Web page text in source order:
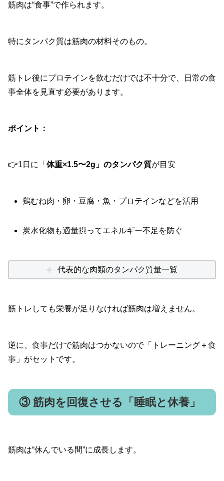
筋肉は“食事”で作られます。
特にタンパク質は筋肉の材料そのもの。
筋トレ後にプロテインを飲むだけでは不十分で、日常の食
事全体を見直す必要があります。
ポイント：
👉1日に「 体重×1.5〜2g」のタンパク質が目安
鶏むね肉・卵・豆腐・魚・プロテインなどを活用
炭水化物も適量摂ってエネルギー不足を防ぐ
代表的な肉類のタンパク質量一覧
筋トレしても栄養が足りなければ筋肉は増えません。
逆に、食事だけで筋肉はつかないので「トレーニング＋食
事」がセットです。
③ 筋肉を回復させる「睡眠と休養」
筋肉は“休んでいる間”に成長します。